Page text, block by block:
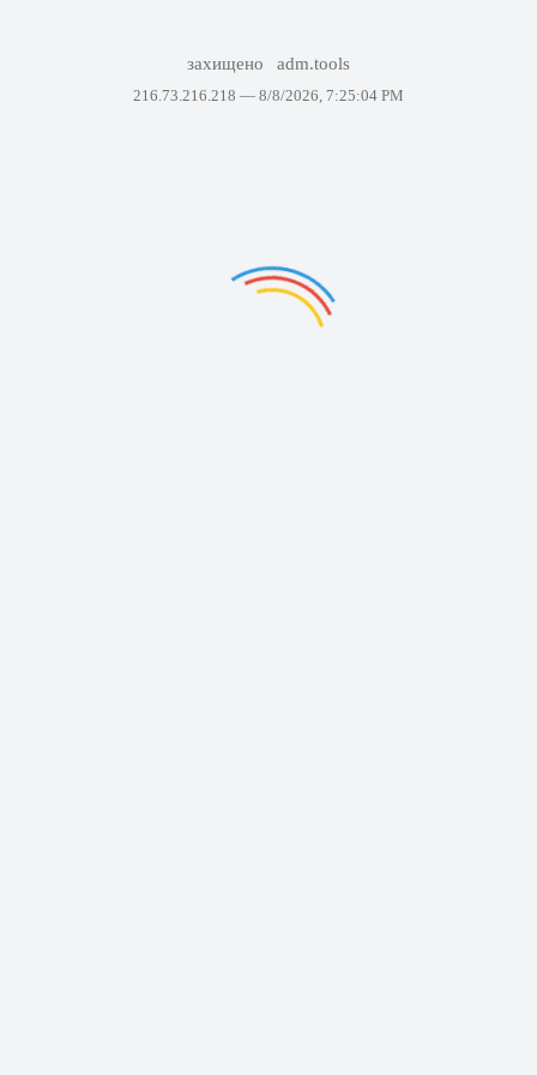
захищено adm.tools
216.73.216.218 — 8/8/2026, 7:25:04 PM